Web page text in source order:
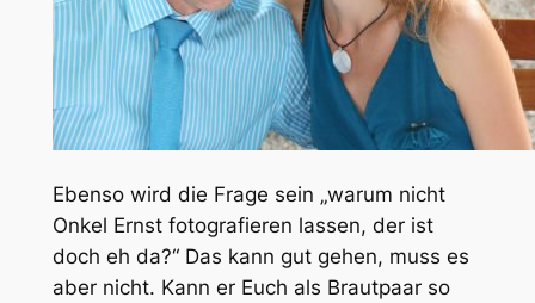
Ebenso wird die Frage sein „warum nicht
Onkel Ernst fotografieren lassen, der ist
doch eh da?“ Das kann gut gehen, muss es
aber nicht. Kann er Euch als Brautpaar so